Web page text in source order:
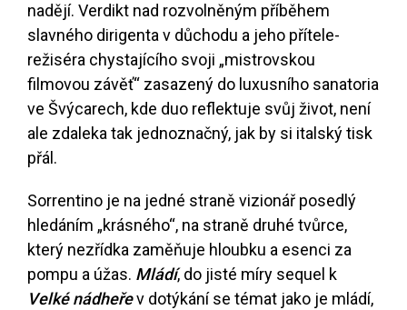
nadějí. Verdikt nad rozvolněným příběhem
slavného dirigenta v důchodu a jeho přítele-
režiséra chystajícího svoji „mistrovskou
filmovou závěť“ zasazený do luxusního sanatoria
ve Švýcarech, kde duo reflektuje svůj život, není
ale zdaleka tak jednoznačný, jak by si italský tisk
přál.
Sorrentino je na jedné straně vizionář posedlý
hledáním „krásného“, na straně druhé tvůrce,
který nezřídka zaměňuje hloubku a esenci za
pompu a úžas. Mládí, do jisté míry sequel k
Velké nádheřev dotýkání se témat jako je mládí,